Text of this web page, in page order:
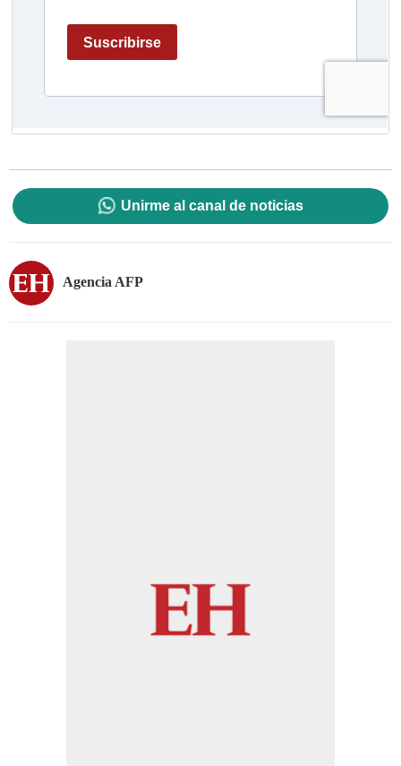
Unirme al canal de noticias
Agencia AFP